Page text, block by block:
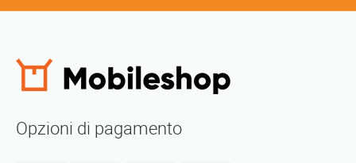
Opzioni di pagamento